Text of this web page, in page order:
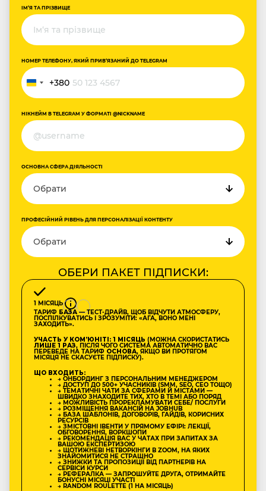
ІМ‘Я ТА ПРІЗВИЩЕ
НОМЕР ТЕЛЕФОНУ, ЯКИЙ ПРИВ‘ЯЗАНИЙ ДО TELEGRAM
Україна
+380
+380
НІКНЕЙМ В TELEGRAM У ФОРМАТІ @NICKNAME
ОСНОВНА СФЕРА ДІЯЛЬНОСТІ
ПРОФЕСІЙНИЙ РІВЕНЬ ДЛЯ ПЕРСОНАЛІЗАЦІЇ КОНТЕНТУ
ОБЕРИ ПАКЕТ ПІДПИСКИ:
1 МІСЯЦЬ
ТАРИФ БАЗА— ТЕСТ-ДРАЙВ, ЩОБ ВІДЧУТИ АТМОСФЕРУ,
ПОСПІЛКУВАТИСЬ І ЗРОЗУМІТИ: «АГА, ВОНО МЕНІ
ЗАХОДИТЬ».
УЧАСТЬ У КОМʼЮНІТІ: 1 МІСЯЦЬ (МОЖНА СКОРИСТАТИСЬ
ЛИШЕ 1 РАЗ, ПІСЛЯ ЧОГО СИСТЕМА АВТОМАТИЧНО ВАС
ПЕРЕВЕДЕ НА ТАРИФ ОСНОВА, ЯКЩО ВИ ПРОТЯГОМ
МІСЯЦЯ НЕ СКАСУЄТЕ ПІДПИСКУ).
ЩО ВХОДИТЬ:
→ ОНБОРДИНГ З ПЕРСОНАЛЬНИМ МЕНЕДЖЕРОМ
→ ДОСТУП ДО 500+ УЧАСНИКІВ (SMM, SEO, CEO ТОЩО)
→ ТЕМАТИЧНІ ЧАТИ ЗА СФЕРАМИ Й МІСТАМИ —
ШВИДКО ЗНАХОДИТЕ ТИХ, ХТО В ТЕМІ АБО ПОРЯД
→ МОЖЛИВІСТЬ ПРОРЕКЛАМУВАТИ СЕБЕ/ ПОСЛУГИ
→ РОЗМІЩЕННЯ ВАКАНСІЙ НА JOBHUB
→ БАЗА ШАБЛОНІВ, ДОГОВОРІВ, ГАЙДІВ, КОРИСНИХ
РЕСУРСІВ
→ ЗМІСТОВНІ ІВЕНТИ У ПРЯМОМУ ЕФІРІ: ЛЕКЦІЇ,
ОБГОВОРЕННЯ, ВОРКШОПИ
→ РЕКОМЕНДАЦІЯ ВАС У ЧАТАХ ПРИ ЗАПИТАХ ЗА
ВАШОЮ ЕКСПЕРТИЗОЮ
→ ЩОТИЖНЕВІ НЕТВОРКІНГИ В ZOOM, НА ЯКИХ
ЗНАЙОМИТИСЯ НЕ СТРАШНО
→ ЗНИЖКИ ТА ПРОПОЗИЦІЇ ВІД ПАРТНЕРІВ НА
СЕРВІСИ КУРСИ
→ РЕФЕРАЛКА — ЗАПРОШУЙТЕ ДРУГА, ОТРИМАЙТЕ
БОНУСНІ МІСЯЦІ УЧАСТІ
→ RANDOM ROULETTE (1 НА МІСЯЦЬ)